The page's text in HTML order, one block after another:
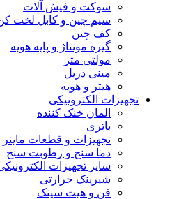
سوکت و فیش آلات
سیم چین و کابل لخت
کف چین
گیره مونتاژ و پایه هویه
مولتی متر
مینی دریل
هیتر و هویه
تجهیزات الکترونیکی
المان خنک کننده
باتری
تجهیزات و قطعات ماینر
دما سنج و رطوبت سنج
سایر تجهیزات
شیرینک حرارتی
فن و هیت سینک